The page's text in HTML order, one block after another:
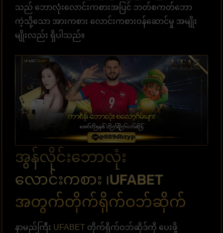
သည် ဘောလုံးလောင်းကစားအပြင် ဘတ်စကတ်ဘော
ကဲ့သို့သော အားကစား လောင်းကစားဝန်ဆောင်မှု အမျိုး
မျိုးလည်း ရှိပါသည်။
အွန်လိုင်းဘောလုံး
လောင်းကစား ၊UFABET
အတွက်တိုက်ရိုက်ဝဘ်ဆိုက်
နာမည်ကြီး UFABET တိုက်ရိုက်ဝဘ်ဆိုဒ်ကို ပေးဖို့